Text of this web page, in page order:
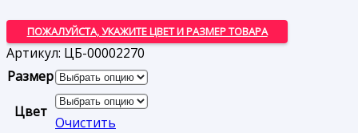
ПОЖАЛУЙСТА, УКАЖИТЕ ЦВЕТ И РАЗМЕР ТОВАРА
Артикул: ЦБ-00002270
Размер
Цвет
Очистить